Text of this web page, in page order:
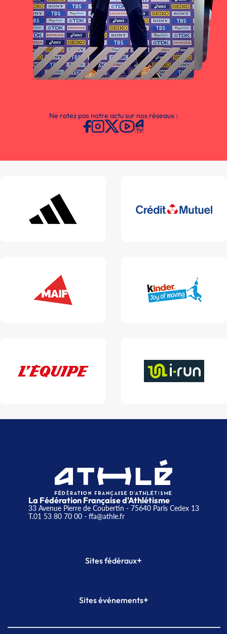
Ne ratez pas notre actu sur nos réseaux :
La Fédération Française d'Athlétisme
33 Avenue Pierre de Coubertin - 75640 Paris Cedex 13
T.01 53 80 70 00- ffa@athle.fr
Sites fédéraux+
Plateforme Formation
Sites événements+
Meeting de Paris indoor